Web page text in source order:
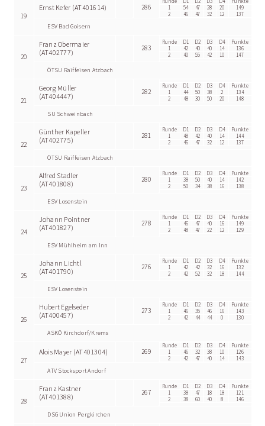
19
Ernst Kefer (AT401614) 286
1
54 47 28 20
149
2
46 47 32 12
137
ESV Bad Goisern
20
Franz Obermaier
(AT402777)
283
Runde D1 D2 D3 D4
Punkte
1
42 40 40 14
136
2
40 55 42 10 147
ÖTSU Raiffeisen Atzbach
21
Georg Müller
(AT404447)
282
Runde D1 D2 D3 D4
Punkte
1
44 50 38 2
134
2
48 30 50 20 148
SU Schweinbach
22
Günther Kapeller
(AT402775)
281
Runde D1 D2 D3 D4
Punkte
1
48 42 40 14
144
2
46 47 32 12 137
ÖTSU Raiffeisen Atzbach
23
Alfred Stadler
(AT401808)
280
Runde D1 D2 D3 D4
Punkte
1
38 50 40 14
142
2
50 34 38 16 138
ESV Losenstein
24
Johann Pointner
(AT401827)
278
Runde D1 D2 D3 D4
Punkte
1
46 47 40 16
149
2
48 47 22 12 129
ESV Mühlheim am Inn
25
Johann Lichtl
(AT401790)
276
Runde D1 D2 D3 D4
Punkte
1
42 42 32 16
132
2
42 52 32 18 144
ESV Losenstein
26
Hubert Egelseder
(AT400457)
273
Runde D1 D2 D3 D4
Punkte
1
46 35 46 16
143
2
42 44 44 0 130
ASKÖ Kirchdorf/Krems
27
Alois Mayer (AT401304) 269
Runde D1 D2 D3 D4
Punkte
1
46 32 38 10
126
2
42 47 40 14
143
ATV Stocksport Andorf
28
Franz Kastner
(AT401388)
267
Runde D1 D2 D3 D4
Punkte
1
38 47 18 18
121
2
38 60 40 8 146
DSG Union Pergkirchen